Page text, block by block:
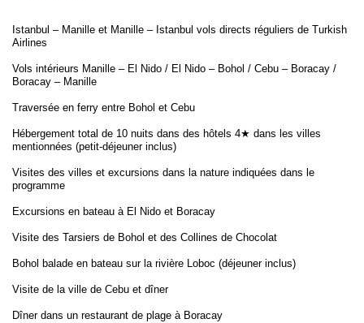
Istanbul – Manille et Manille – Istanbul vols directs réguliers de Turkish
Airlines
Vols intérieurs Manille – El Nido / El Nido – Bohol / Cebu – Boracay /
Boracay – Manille
Traversée en ferry entre Bohol et Cebu
Hébergement total de 10 nuits dans des hôtels 4★ dans les villes
mentionnées (petit-déjeuner inclus)
Visites des villes et excursions dans la nature indiquées dans le
programme
Excursions en bateau à El Nido et Boracay
Visite des Tarsiers de Bohol et des Collines de Chocolat
Bohol balade en bateau sur la rivière Loboc (déjeuner inclus)
Visite de la ville de Cebu et dîner
Dîner dans un restaurant de plage à Boracay